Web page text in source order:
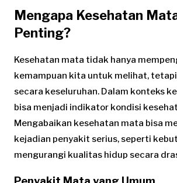
Mengapa Kesehatan
Penting?
Kesehatan mata tidak hanya
kemampuan kita untuk melihat,
secara keseluruhan. Dalam konteks
bisa menjadi indikator kondisi
Mengabaikan kesehatan mata bisa
kejadian penyakit serius, seperti
mengurangi kualitas hidup secara